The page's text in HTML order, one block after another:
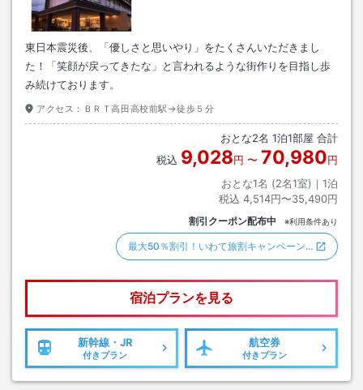
東日本震災後、「優しさと思いやり」をたくさんいただきまし
た！「笑顔が戻ってきたな」と言われるような街作りを目指し歩
み続けております。
アクセス： ＢＲＴ高田高校前駅→徒歩５分
おとな2名 1泊1部屋 合計
税込 9,028円 〜 70,980円
おとな1名 (2名1室)｜ 1泊
税込 4,514円〜35,490円
割引クーポン配布中 ※利用条件あり
最大50％割引！いわて旅割キャンペーン…
宿泊プランを見る
新幹線・JR
付きプラン
航空券
付きプラン